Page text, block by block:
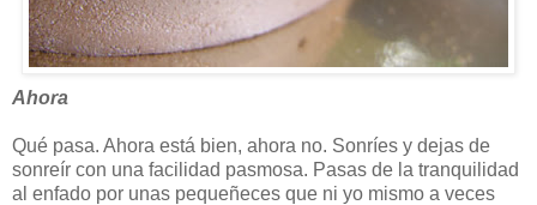
Ahora
Qué pasa. Ahora está bien, ahora no. Sonríes y dejas de
sonreír con una facilidad pasmosa. Pasas de la tranquilidad
al enfado por unas pequeñeces que ni yo mismo a veces